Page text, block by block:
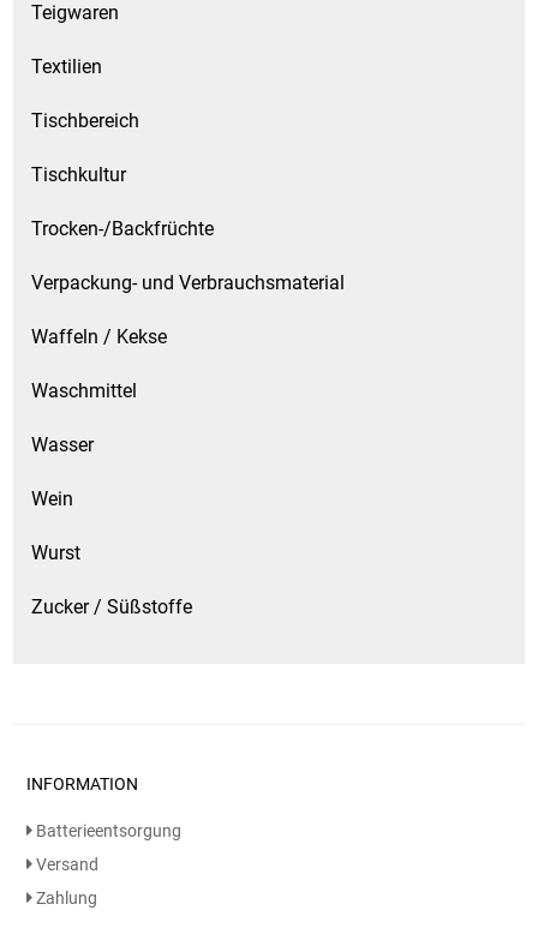
Teigwaren
Textilien
Tischbereich
Tischkultur
Trocken-/Backfrüchte
Verpackung- und Verbrauchsmaterial
Waffeln / Kekse
Waschmittel
Wasser
Wein
Wurst
Zucker / Süßstoffe
INFORMATION
Batterieentsorgung
Versand
Zahlung